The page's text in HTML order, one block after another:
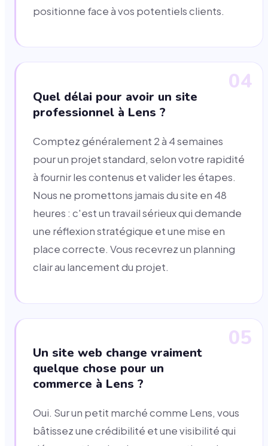
positionne face à vos potentiels clients.
04
Quel délai pour avoir un site
professionnel à Lens ?
Comptez généralement 2 à 4 semaines
pour un projet standard, selon votre rapidité
à fournir les contenus et valider les étapes.
Nous ne promettons jamais du site en 48
heures : c'est un travail sérieux qui demande
une réflexion stratégique et une mise en
place correcte. Vous recevrez un planning
clair au lancement du projet.
05
Un site web change vraiment
quelque chose pour un
commerce à Lens ?
Oui. Sur un petit marché comme Lens, vous
bâtissez une crédibilité et une visibilité qui